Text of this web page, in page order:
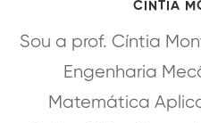
CINTIA
Sou a prof. Cíntia
Engenharia
Matemática